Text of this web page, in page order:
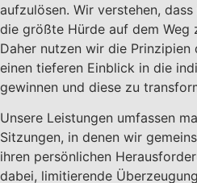
aufzulösen. Wir verstehen,
die größte Hürde auf dem Weg
Daher nutzen wir die Prinzipien
einen tieferen Einblick in die
gewinnen und diese zu
Unsere Leistungen umfassen
Sitzungen, in denen wir
ihren persönlichen
dabei, limitierende